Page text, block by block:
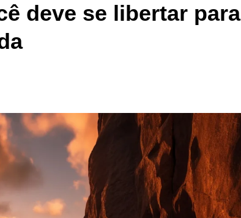
deve se libertar para